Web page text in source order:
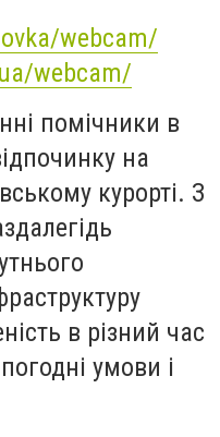
webcam/
webcam/
помічники в
на
курорті. З
в різний час
умови і